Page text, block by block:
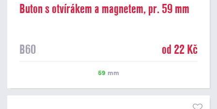
Buton s otvírákem a magnetem, pr. 59 mm
B60 od 22 Kč
59 mm